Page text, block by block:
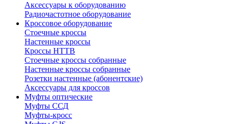
Аксессуары к оборудованию
Радиочастотное оборудование
Кроссовое оборудование
Стоечные кроссы
Настенные кроссы
Кроссы HTTB
Стоечные кроссы собранные
Настенные кроссы собранные
Розетки настенные (абонентские)
Аксессуары для кроссов
Муфты оптические
Муфты ССД
Муфты-кросс